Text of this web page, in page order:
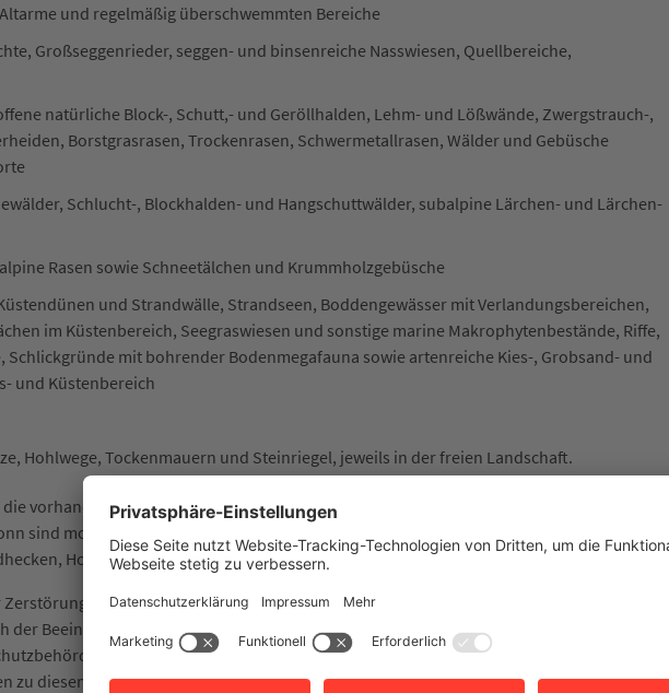
und regelmäßig überschwemmten Bereiche
Großseggenrieder, seggen- und binsenreiche Nasswiesen, Quellbereiche,
natürliche Block-, Schutt,- und Geröllhalden, Lehm- und Lößwände, Zwergstrauch-,
Borstgrasrasen, Trockenrasen, Schwermetallrasen, Wälder und Gebüsche
Schlucht-, Blockhalden- und Hangschuttwälder, subalpine Lärchen- und Lärchen-
Rasen sowie Schneetälchen und Krummholzgebüsche
und Strandwälle, Strandseen, Boddengewässer mit Verlandungsbereichen,
im Küstenbereich, Seegraswiesen und sonstige marine Makrophytenbestände, Riffe,
Schlickgründe mit bohrender Bodenmegafauna sowie artenreiche Kies-, Grobsand- und
und Küstenbereich
Hohlwege, Tockenmauern und Steinriegel, jeweils in der freien Landschaft.
vorhandenen geschützten Biotope zu erhalten, wurden diese in einer Biotopkartierung
sind momentan 254 gesetzlich geschützte Biotope erfasst. Für Heilbronn typische und
Hohlwege und Trockenmauern.
oder einer sonstigen erheblichen Beeinträchtigung führen können, sind
der Beeinträchtigungen möglich, kann auf formlosen Antrag eine
erteilt werden. Die Mitarbeiter der Abteilung Umwelt und Arbeitsschutz
zu diesem Thema.